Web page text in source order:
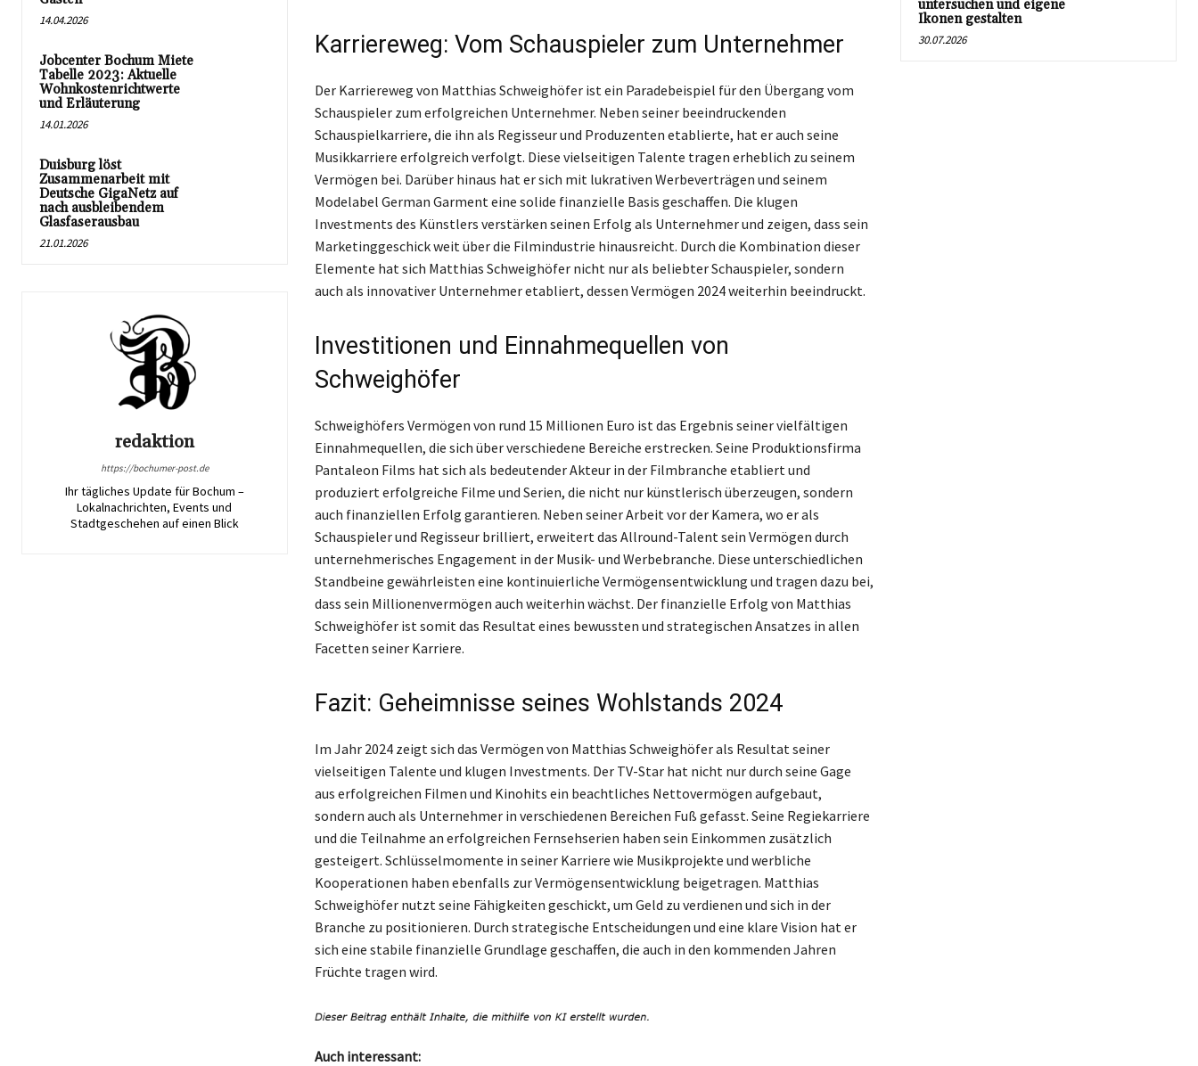
14.04.2026
Jobcenter Bochum Miete
Tabelle 2023: Aktuelle
Wohnkostenrichtwerte
und Erläuterung
14.01.2026
Duisburg löst
Zusammenarbeit mit
Deutsche GigaNetz auf
nach ausbleibendem
Glasfaserausbau
21.01.2026
redaktion
https://bochumer-post.de
Ihr tägliches Update für Bochum –
Lokalnachrichten, Events und
Stadtgeschehen auf einen Blick
Karriereweg: Vom Schauspieler zum Unternehmer
Der Karriereweg von Matthias Schweighöfer ist ein Paradebeispiel für den Übergang vom
Schauspieler zum erfolgreichen Unternehmer. Neben seiner beeindruckenden
Schauspielkarriere, die ihn als Regisseur und Produzenten etablierte, hat er auch seine
Musikkarriere erfolgreich verfolgt. Diese vielseitigen Talente tragen erheblich zu seinem
Vermögen bei. Darüber hinaus hat er sich mit lukrativen Werbeverträgen und seinem
Modelabel German Garment eine solide finanzielle Basis geschaffen. Die klugen
Investments des Künstlers verstärken seinen Erfolg als Unternehmer und zeigen, dass sein
Marketinggeschick weit über die Filmindustrie hinausreicht. Durch die Kombination dieser
Elemente hat sich Matthias Schweighöfer nicht nur als beliebter Schauspieler, sondern
auch als innovativer Unternehmer etabliert, dessen Vermögen 2024 weiterhin beeindruckt.
Investitionen und Einnahmequellen von
Schweighöfer
Schweighöfers Vermögen von rund 15 Millionen Euro ist das Ergebnis seiner vielfältigen
Einnahmequellen, die sich über verschiedene Bereiche erstrecken. Seine Produktionsfirma
Pantaleon Films hat sich als bedeutender Akteur in der Filmbranche etabliert und
produziert erfolgreiche Filme und Serien, die nicht nur künstlerisch überzeugen, sondern
auch finanziellen Erfolg garantieren. Neben seiner Arbeit vor der Kamera, wo er als
Schauspieler und Regisseur brilliert, erweitert das Allround-Talent sein Vermögen durch
unternehmerisches Engagement in der Musik- und Werbebranche. Diese unterschiedlichen
Standbeine gewährleisten eine kontinuierliche Vermögensentwicklung und tragen dazu bei,
dass sein Millionenvermögen auch weiterhin wächst. Der finanzielle Erfolg von Matthias
Schweighöfer ist somit das Resultat eines bewussten und strategischen Ansatzes in allen
Facetten seiner Karriere.
Fazit: Geheimnisse seines Wohlstands 2024
Im Jahr 2024 zeigt sich das Vermögen von Matthias Schweighöfer als Resultat seiner
vielseitigen Talente und klugen Investments. Der TV-Star hat nicht nur durch seine Gage
aus erfolgreichen Filmen und Kinohits ein beachtliches Nettovermögen aufgebaut,
sondern auch als Unternehmer in verschiedenen Bereichen Fuß gefasst. Seine Regiekarriere
und die Teilnahme an erfolgreichen Fernsehserien haben sein Einkommen zusätzlich
gesteigert. Schlüsselmomente in seiner Karriere wie Musikprojekte und werbliche
Kooperationen haben ebenfalls zur Vermögensentwicklung beigetragen. Matthias
Schweighöfer nutzt seine Fähigkeiten geschickt, um Geld zu verdienen und sich in der
Branche zu positionieren. Durch strategische Entscheidungen und eine klare Vision hat er
sich eine stabile finanzielle Grundlage geschaffen, die auch in den kommenden Jahren
Früchte tragen wird.
Auch interessant:
untersuchen und eigene
Ikonen gestalten
30.07.2026